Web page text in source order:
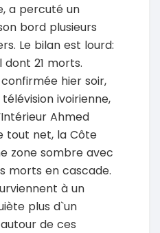
a percuté un
bord plusieurs
Le bilan est lourd:
21 morts.
hier soir,
ivoirienne,
Ahmed
tout net, la Côte
zone sombre avec
morts en cascade.
à un
plus d`un
de ces